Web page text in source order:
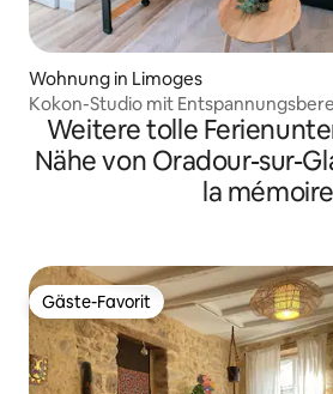
Wohnung in Limoges
Kokon-Studio mit
Zwischengeschoss
Weitere tolle
Nähe von Oradour-sur-
la mémoire
Gäste-Favorit
Gäste-Favorit